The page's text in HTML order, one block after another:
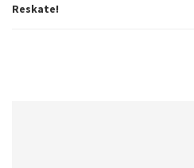
Reskate!